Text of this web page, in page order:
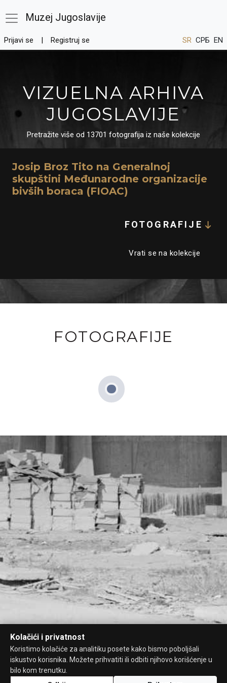
Muzej Jugoslavije
Prijavi se Registruj se SR СРБ EN
VIZUELNA ARHIVA
JUGOSLAVIJE
Pretražite više od 13701 fotografija iz naše kolekcije
Josip Broz Tito na Generalnoj
skupštini Međunarodne organizacije
bivših boraca (FIOAC)
FOTOGRAFIJE
Vrati se na kolekcije
FOTOGRAFIJE
Kolačići i privatnost
Koristimo kolačiće za analitiku posete kako bismo poboljšali
iskustvo korisnika. Možete prihvatiti ili odbiti njihovo korišćenje u
bilo kom trenutku.